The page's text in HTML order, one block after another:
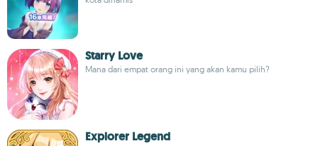
Starry Love
Mana dari empat orang ini yang akan kamu pilih?
Explorer Legend